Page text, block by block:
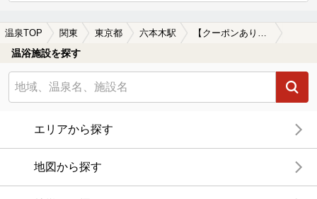
温泉TOP 関東 東京都 六本木駅 【クーポンあり】炭酸水素塩泉が楽しめる六本木駅近くの温泉、日帰り温泉、スーパー銭湯おすすめ
温浴施設を探す
エリアから探す
地図から探す